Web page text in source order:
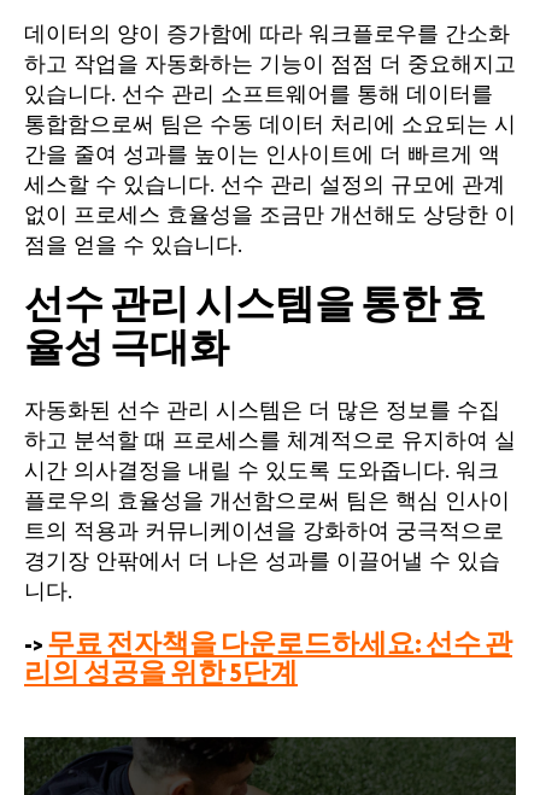
데이터의 양이 증가함에 따라 워크플로우를 간소화
하고 작업을 자동화하는 기능이 점점 더 중요해지고
있습니다. 선수 관리 소프트웨어를 통해 데이터를
통합함으로써 팀은 수동 데이터 처리에 소요되는 시
간을 줄여 성과를 높이는 인사이트에 더 빠르게 액
세스할 수 있습니다. 선수 관리 설정의 규모에 관계
없이 프로세스 효율성을 조금만 개선해도 상당한 이
점을 얻을 수 있습니다.
선수 관리 시스템을 통한 효
율성 극대화
자동화된 선수 관리 시스템은 더 많은 정보를 수집
하고 분석할 때 프로세스를 체계적으로 유지하여 실
시간 의사결정을 내릴 수 있도록 도와줍니다. 워크
플로우의 효율성을 개선함으로써 팀은 핵심 인사이
트의 적용과 커뮤니케이션을 강화하여 궁극적으로
경기장 안팎에서 더 나은 성과를 이끌어낼 수 있습
니다.
-> 무료 전자책을 다운로드하세요: 선수 관
리의 성공을 위한 5단계